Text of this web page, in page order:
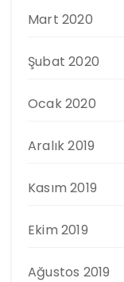
Mart 2020
Şubat 2020
Ocak 2020
Aralık 2019
Kasım 2019
Ekim 2019
Ağustos 2019